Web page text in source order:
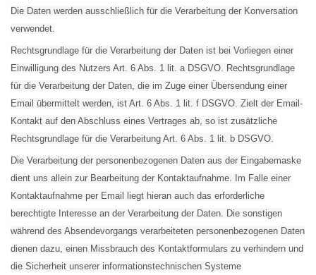
Die Daten werden ausschließlich für die Verarbeitung der Konversation
verwendet.
Rechtsgrundlage für die Verarbeitung der Daten ist bei Vorliegen einer
Einwilligung des Nutzers Art. 6 Abs. 1 lit. a DSGVO. Rechtsgrundlage
für die Verarbeitung der Daten, die im Zuge einer Übersendung einer
Email übermittelt werden, ist Art. 6 Abs. 1 lit. f DSGVO. Zielt der Email-
Kontakt auf den Abschluss eines Vertrages ab, so ist zusätzliche
Rechtsgrundlage für die Verarbeitung Art. 6 Abs. 1 lit. b DSGVO.
Die Verarbeitung der personenbezogenen Daten aus der Eingabemaske
dient uns allein zur Bearbeitung der Kontaktaufnahme. Im Falle einer
Kontaktaufnahme per Email liegt hieran auch das erforderliche
berechtigte Interesse an der Verarbeitung der Daten. Die sonstigen
während des Absendevorgangs verarbeiteten personenbezogenen Daten
dienen dazu, einen Missbrauch des Kontaktformulars zu verhindern und
die Sicherheit unserer informationstechnischen Systeme